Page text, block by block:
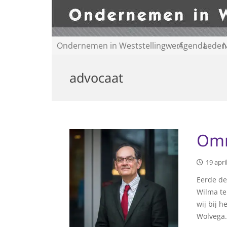
Ondernemen in WeststellingwerfAgendaLeden
advocaat
19
Eerde
Wilma
wij bij